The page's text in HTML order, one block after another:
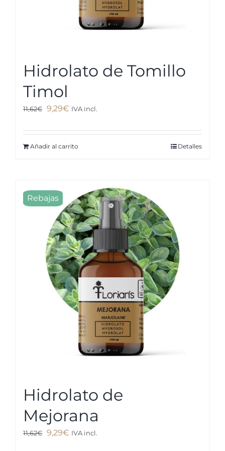
de
producto
Hidrolato de Tomillo
Timol
11,62€ El
original
era:
9,29€El
actual
es:
IVA incl.
Añadir al carrito Detalles
Rebajas
Hidrolato de
Mejorana
11,62€ El
9,29€ElIVA incl.